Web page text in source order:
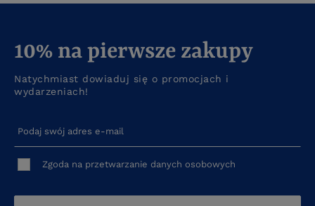
10% na pierwsze zakupy
Natychmiast dowiaduj się o promocjach i
wydarzeniach!
Podaj swój adres e-mail
Zgoda na przetwarzanie danych osobowych